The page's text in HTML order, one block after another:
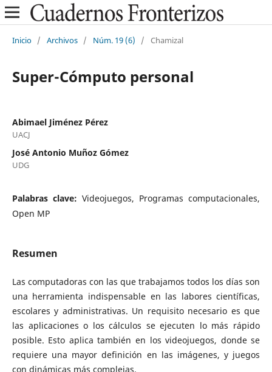
Inicio / Archivos / Núm. 19 (6) / Chamizal
Super-Cómputo personal
Abimael Jiménez Pérez
UACJ
José Antonio Muñoz Gómez
UDG
Palabras clave: Videojuegos, Programas computacionales,
Open MP
Resumen
Las computadoras con las que trabajamos todos los días son
una herramienta indispensable en las labores científicas,
escolares y administrativas. Un requisito necesario es que
las aplicaciones o los cálculos se ejecuten lo más rápido
posible. Esto aplica también en los videojuegos, donde se
requiere una mayor definición en las imágenes, y juegos
con dinámicas más complejas.